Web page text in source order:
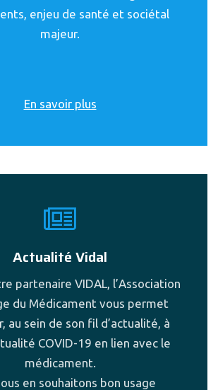
enjeu de santé et sociétal
majeur.
En savoir plus
Actualité Vidal
partenaire VIDAL, l’Association
du Médicament vous permet
au sein de son fil d’actualité, à
COVID-19 en lien avec le
médicament.
en souhaitons bon usage